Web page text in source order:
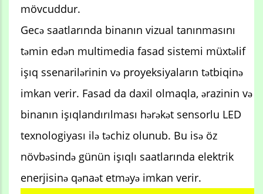
mövcuddur.
Gecə saatlarında binanın vizual tanınmasını
təmin edən multimedia fasad sistemi müxtəlif
işıq ssenarilərinin və proyeksiyaların tətbiqinə
imkan verir. Fasad da daxil olmaqla, ərazinin və
binanın işıqlandırılması hərəkət sensorlu LED
texnologiyası ilə təchiz olunub. Bu isə öz
növbəsində günün işıqlı saatlarında elektrik
enerjisinə qənaət etməyə imkan verir.